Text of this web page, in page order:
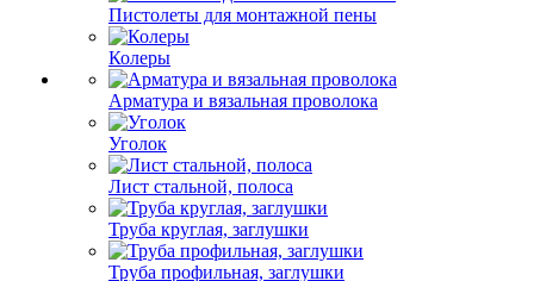
Пистолеты для монтажной пены
Колеры
Арматура и вязальная проволока
Уголок
Лист стальной, полоса
Труба круглая, заглушки
Труба профильная, заглушки